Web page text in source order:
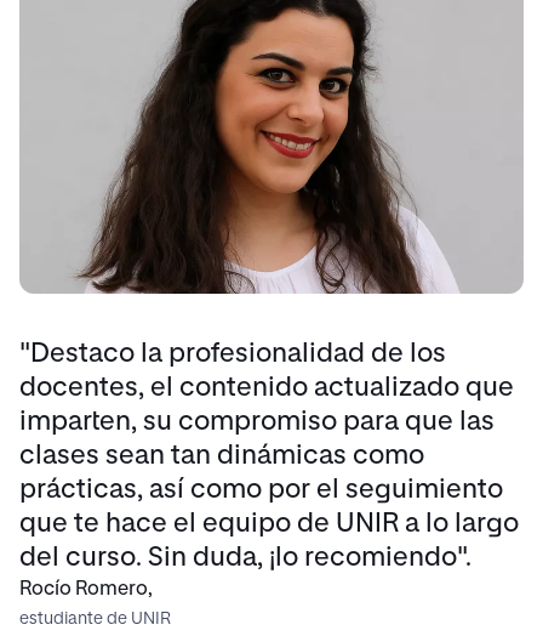
"Destaco la profesionalidad de los
docentes, el contenido actualizado que
imparten, su compromiso para que las
clases sean tan dinámicas como
prácticas, así como por el seguimiento
que te hace el equipo de UNIR a lo largo
del curso. Sin duda, ¡lo recomiendo".
Rocío Romero,
estudiante de UNIR